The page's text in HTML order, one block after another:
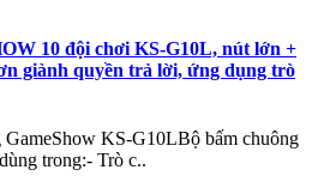
10 đội chơi KS-G10L, nút lớn +
giành quyền trả lời, ứng dụng trò
KS-G10LBộ bấm chuông
trong:- Trò c..